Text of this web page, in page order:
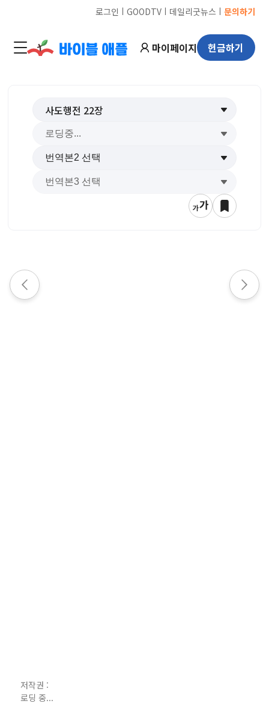
로그인 ㅣ GOODTVㅣ 데일리굿뉴스 ㅣ 문의하기
마이페이지 헌금하기
사도행전 22장
저작권 :
로딩 중...